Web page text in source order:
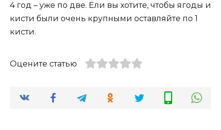
4 год – уже по две. Ели вы хотите, чтобы ягоды и
кисти были очень крупными оставляйте по 1
кисти.
Оцените статью